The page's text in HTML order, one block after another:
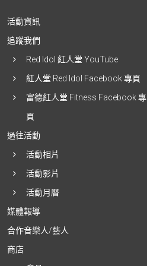
活動資訊
追蹤我們
Red Idol 紅人堂 YouTube
紅人堂 Red Idol Facebook 專頁
富德紅人堂 Fitness Facebook 專
頁
過往活動
活動相片
活動影片
活動月曆
媒體報導
合作音樂人/藝人
商店